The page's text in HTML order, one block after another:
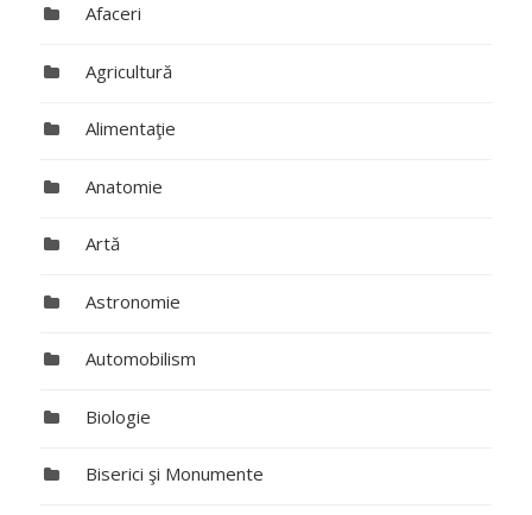
Afaceri
Agricultură
Alimentaţie
Anatomie
Artă
Astronomie
Automobilism
Biologie
Biserici şi Monumente